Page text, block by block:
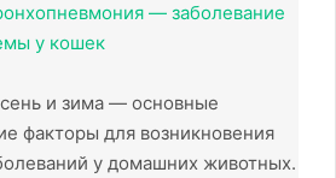
— заболевание
у кошек
и зима — основные
факторы для возникновения
у домашних животных.